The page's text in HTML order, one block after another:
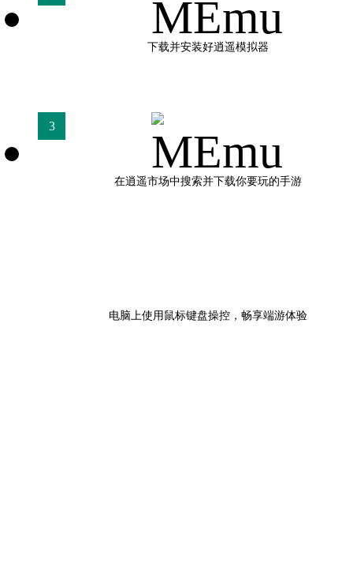
下载并安装好逍遥模拟器
在逍遥市场中搜索并下载你要玩的手游
3
电脑上使用鼠标键盘操控，畅享端游体验